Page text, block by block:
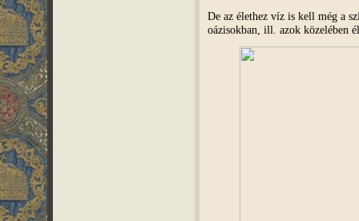
De az élethez víz is kell még a
oázisokban, ill. azok közelében